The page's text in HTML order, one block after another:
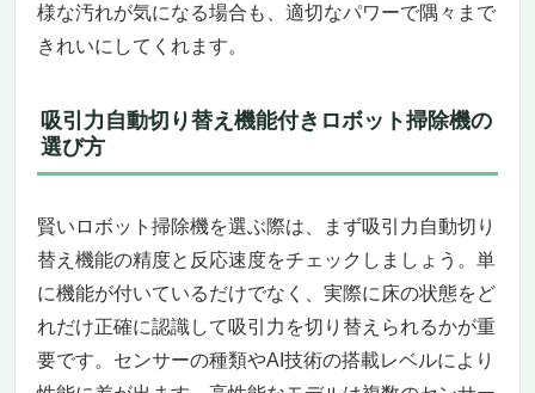
スフリー
こんなニーズのある人におすすめ
吸引力自動切り替え機能付き！賢いロボット掃
除機おすすめ19選「ECOVACS DEEBOT
ロジー搭載のロボット掃除機
革新的なOMNIステーション搭載！自動ゴミ
収集＆モップ洗浄で手間いらず
静音設計＆アプリ操作で家族みんなが快適な
こんなニーズがある人にはおすすめ
様な汚れが気になる場合も、適切なパワーで隅々まで
きれいにしてくれます。
吸引力自動切り替え機能付きロボット掃除機の
選び方
賢いロボット掃除機を選ぶ際は、まず吸引力自動切り
替え機能の精度と反応速度をチェックしましょう。単
に機能が付いているだけでなく、実際に床の状態をど
れだけ正確に認識して吸引力を切り替えられるかが重
要です。センサーの種類やAI技術の搭載レベルにより